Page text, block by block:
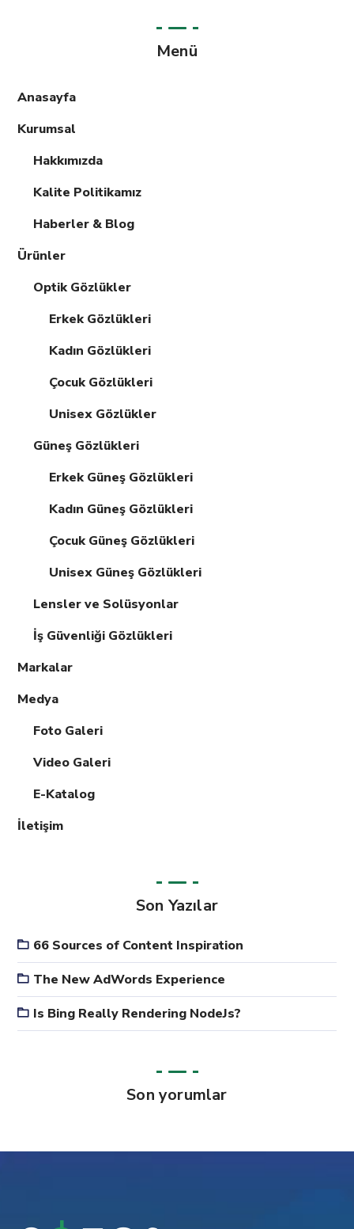
Menü
Anasayfa
Kurumsal
Hakkımızda
Kalite Politikamız
Haberler & Blog
Ürünler
Optik Gözlükler
Erkek Gözlükleri
Kadın Gözlükleri
Çocuk Gözlükleri
Unisex Gözlükler
Güneş Gözlükleri
Erkek Güneş Gözlükleri
Kadın Güneş Gözlükleri
Çocuk Güneş Gözlükleri
Unisex Güneş Gözlükleri
Lensler ve Solüsyonlar
İş Güvenliği Gözlükleri
Markalar
Medya
Foto Galeri
Video Galeri
E-Katalog
İletişim
Son Yazılar
66 Sources of Content Inspiration
The New AdWords Experience
Is Bing Really Rendering NodeJs?
Son yorumlar